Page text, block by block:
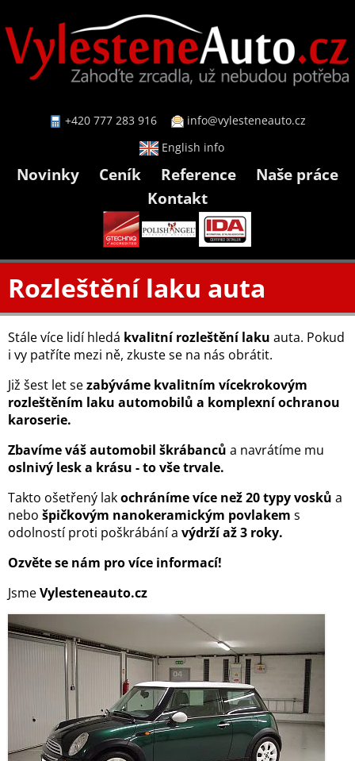
+420 777 283 916
info@vylesteneauto.cz
English info
Novinky Ceník Reference
Naše práce
Kontakt
Rozleštění laku auta
Stále více lidí hledá kvalitní rozleštění laku auta. Pokud
i vy patříte mezi ně, zkuste se na nás obrátit.
Již šest let sezabýváme kvalitním vícekrokovým
rozleštěním laku automobilů a komplexní ochranou
karoserie.
Zbavíme váš automobil škrábanců a navrátíme mu
oslnivý lesk a krásu - to vše trvale.
Takto ošetřený lakochráníme více než 20 typy vosků a
nebo špičkovým nanokeramickým povlakem s
odolností proti poškrábání a výdrží až 3 roky.
Ozvěte se nám pro více informací!
JsmeVylesteneauto.cz